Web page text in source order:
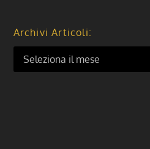
Archivi Articoli: